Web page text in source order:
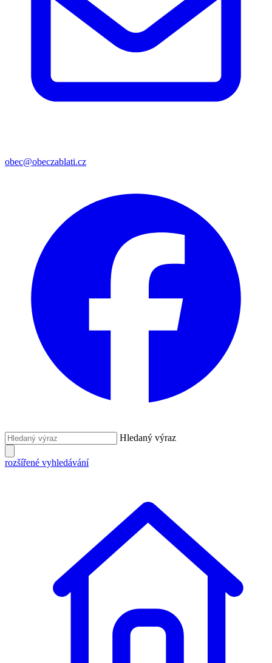
obec@obeczablati.cz
Hledaný výraz
rozšířené vyhledávání